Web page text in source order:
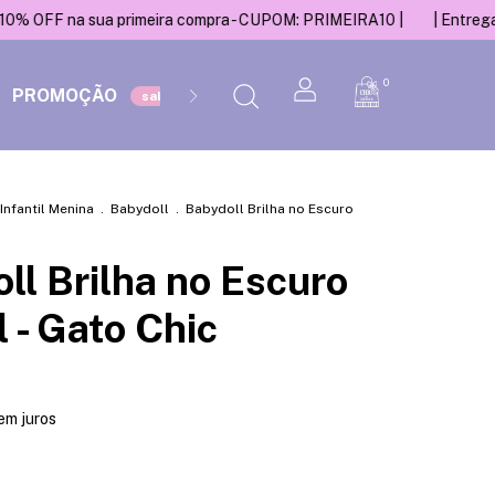
primeira compra - CUPOM: PRIMEIRA10 | | Entregamos para
PROMOÇÃO ACESSÓRIOS
0
Infantil Menina . Babydoll . Babydoll Brilha no Escuro
Brilha no Escuro
Gato Chic
juros